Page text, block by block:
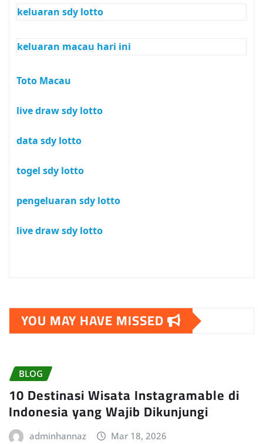
keluaran sdy lotto
keluaran macau hari ini
Toto Macau
live draw sdy lotto
data sdy lotto
togel sdy lotto
pengeluaran sdy lotto
live draw sdy lotto
YOU MAY HAVE MISSED
BLOG
10 Destinasi Wisata Instagramable di
Indonesia yang Wajib Dikunjungi
adminhannaz Mar 18, 2026